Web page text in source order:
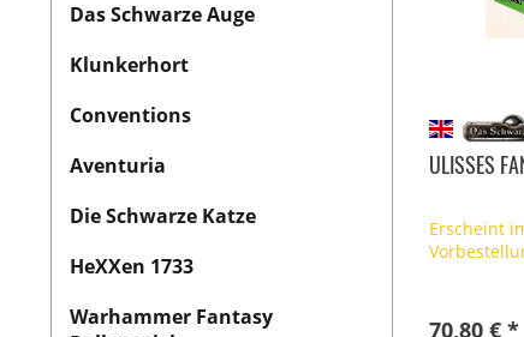
Das Schwarze Auge
Klunkerhort
Conventions
Aventuria
Die Schwarze Katze
HeXXen 1733
Warhammer Fantasy
ULISSES
Erscheint
70,80 € *